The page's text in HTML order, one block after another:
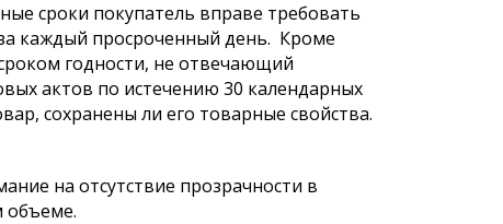
сроки покупатель вправе требовать
каждый просроченный день. Кроме
годности, не отвечающий
актов по истечению 30 календарных
сохранены ли его товарные свойства.
на отсутствие прозрачности в
объеме.